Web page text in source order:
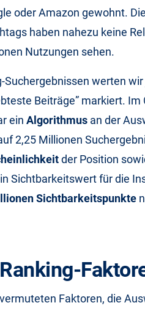
oder Amazon gewohnt.
haben nahezu keine
Nutzungen sehen.
Suchergebnissen werten
Beiträge” markiert.
ein Algorithmus an der
2,25 Millionen
der Position
Sichtbarkeitswert für die
Sichtbarkeitspunkte
Faktoren, die